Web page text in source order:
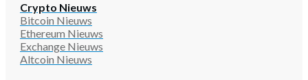
Crypto Nieuws
Bitcoin Nieuws
Ethereum Nieuws
Exchange Nieuws
Altcoin Nieuws